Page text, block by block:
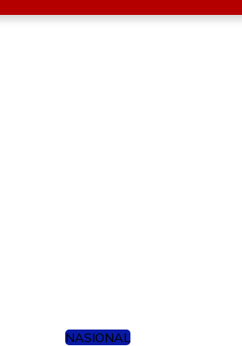
NASIONAL